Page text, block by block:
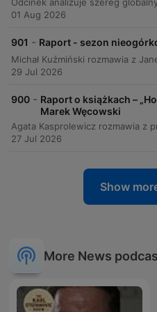
01 Aug 2026
901 - Raport - sezon
29 Jul 2026
900 - Raport o książkach –
Marek Węcowski
27 Jul 2026
Show
More News